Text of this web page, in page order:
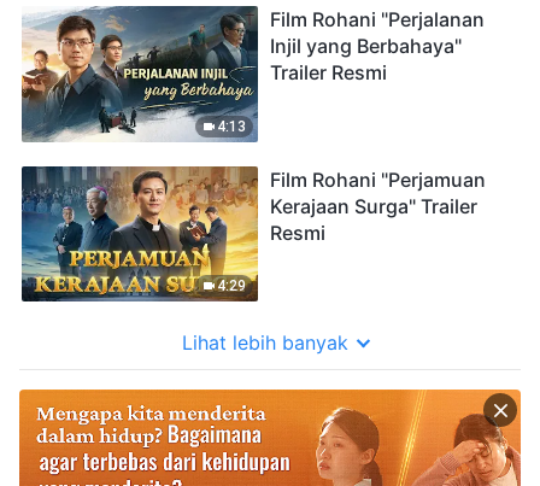
4:13
Film Rohani "Perjalanan
Injil yang Berbahaya"
Trailer Resmi
4:29
Film Rohani "Perjamuan
Kerajaan Surga" Trailer
Resmi
Lihat lebih banyak